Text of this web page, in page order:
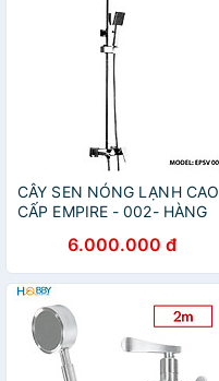
CÂY SEN NÓNG LẠNH CAO
CẤP EMPIRE - 002- HÀNG
6.000.000 đ